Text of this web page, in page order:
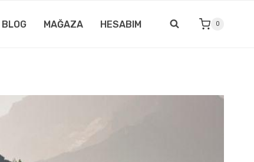
BLOG MAĞAZA HESABIM 0